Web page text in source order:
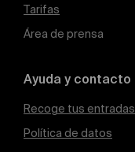
Tarifas
Área de prensa
Ayuda y contacto
Recoge tus entradas
Política de datos